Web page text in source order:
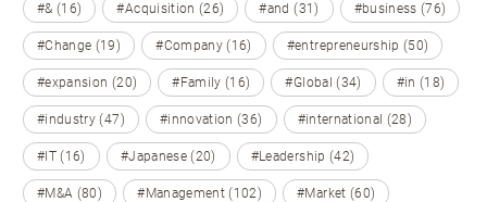
#& (16) #Acquisition (26) #and (31) #business (76)
#Change (19) #Company (16) #entrepreneurship (50)
#expansion (20) #Family (16) #Global (34) #in (18)
#industry (47) #innovation (36) #international (28)
#IT (16) #Japanese (20) #Leadership (42)
#M&A (80) #Management (102) #Market (60)